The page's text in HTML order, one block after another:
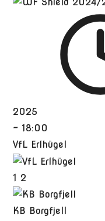
2025
- 18:00
VfL Erlhügel
1 2
KB Borgfjell